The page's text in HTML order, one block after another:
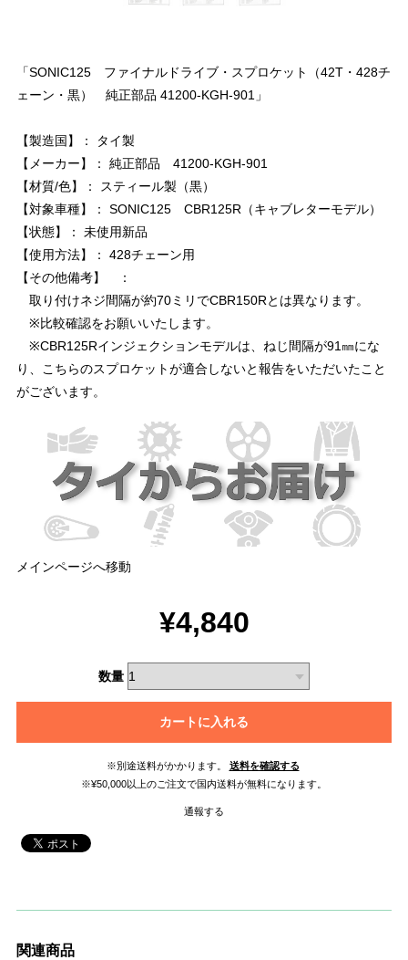
「SONIC125 ファイナルドライブ・スプロケット（42T・428チ
ェーン・黒） 純正部品 41200-KGH-901」
【製造国】： タイ製
【メーカー】： 純正部品 41200-KGH-901
【材質/色】： スティール製（黒）
【対象車種】： SONIC125 CBR125R（キャブレターモデル）
【状態】： 未使用新品
【使用方法】： 428チェーン用
【その他備考】 ：
取り付けネジ間隔が約70ミリでCBR150Rとは異なります。
※比較確認をお願いいたします。
※CBR125Rインジェクションモデルは、ねじ間隔が91㎜にな
り、こちらのスプロケットが適合しないと報告をいただいたこと
がございます。
メインページへ移動
¥4,840
数量
カートに入れる
※別途送料がかかります。
送料を確認する
※¥50,000以上のご注文で国内送料が無料になります。
通報する
関連商品